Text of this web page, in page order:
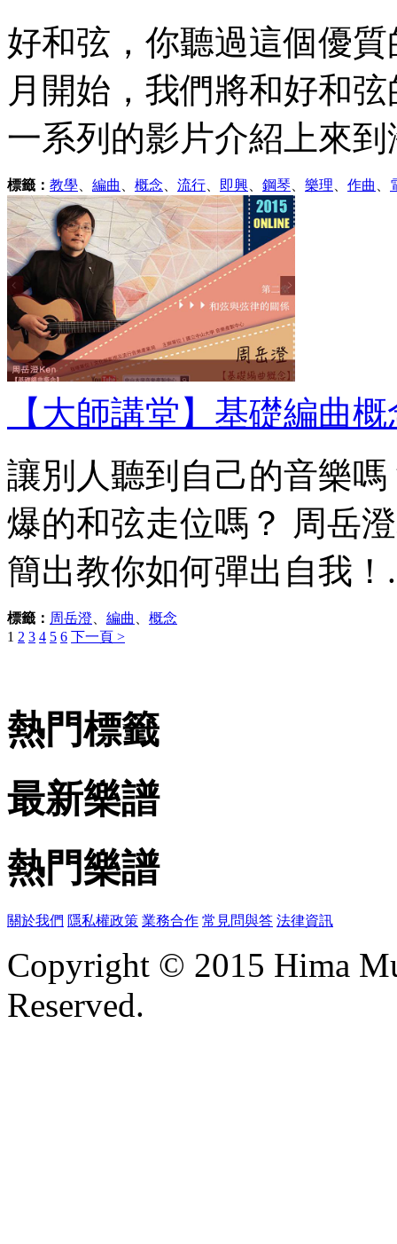
好和弦，你聽過這個優
月開始，我們將和好和
一系列的影片介紹上來
標籤： 教學 編曲 概念 流行 即興 鋼琴 樂理 作曲
【大師講堂】基礎編曲
讓別人聽到自己的音樂
爆的和弦走位嗎？ 周岳
簡出教你如何彈出自我！
標籤： 周岳澄 編曲
概念
1 2 3 4 5 6 下一頁 >
熱門標籤
最新樂譜
熱門樂譜
關於我們 隱私權政策 業務合作 常見問與答 法律資訊
Copyright © 2015 Hima
Reserved.